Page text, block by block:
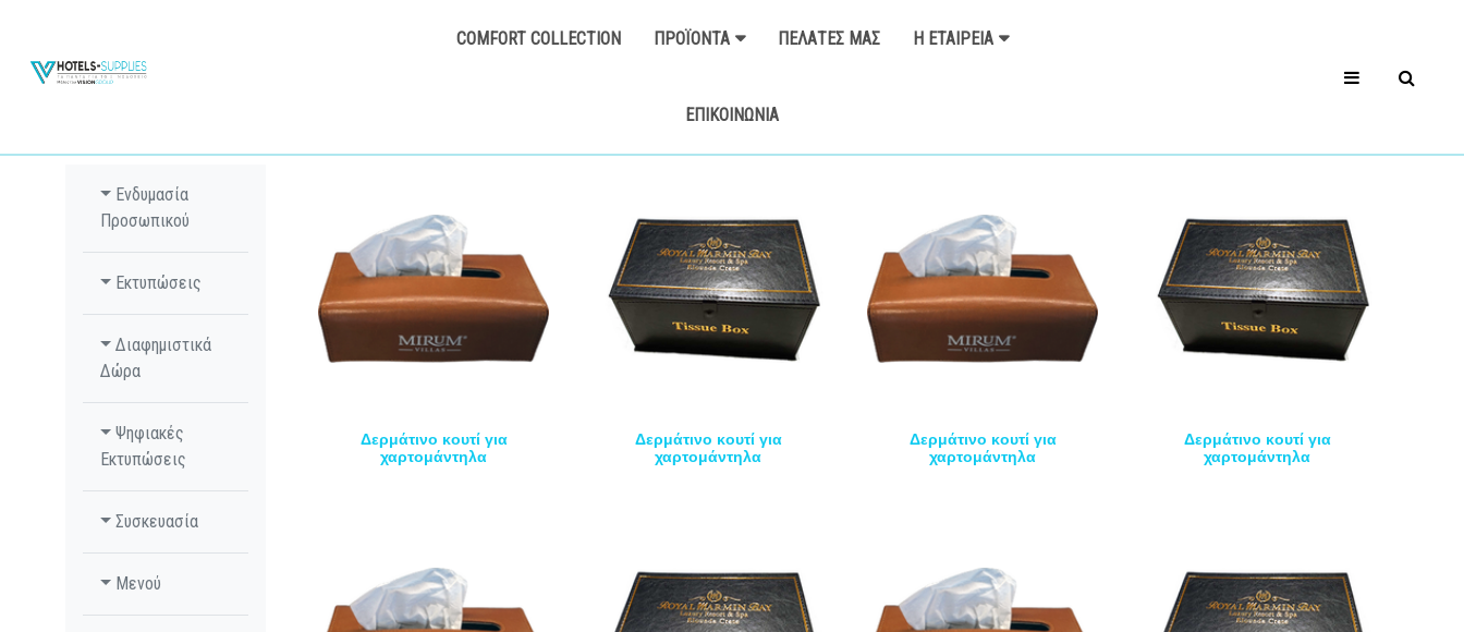
COMFORT COLLECTION ΠΡΟΪΌΝΤΑ ΠΕΛΆΤΕΣ ΜΑΣ Η ΕΤΑΙΡΕΊΑ
ΕΠΙΚΟΙΝΩΝΊΑ
Ενδυμασία
Προσωπικού
Εκτυπώσεις
Διαφημιστικά
Δώρα
Ψηφιακές
Εκτυπώσεις
Συσκευασία
Μενού
Δερμάτινο κουτί για
χαρτομάντηλα
Δερμάτινο κουτί για
χαρτομάντηλα
Δερμάτινο κουτί για
χαρτομάντηλα
Δερμάτινο κουτί για
χαρτομάντηλα